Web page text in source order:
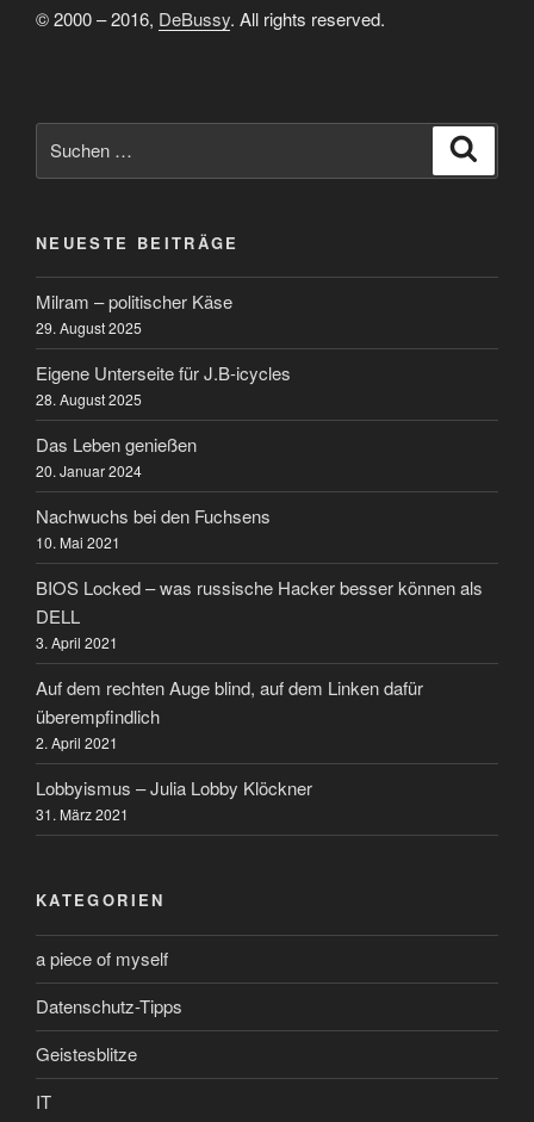
© 2000 – 2016, DeBussy. All rights reserved.
nach:
NEUESTE BEITRÄGE
Milram – politischer Käse
29. August 2025
Eigene Unterseite für J.B-icycles
28. August 2025
Das Leben genießen
20. Januar 2024
Nachwuchs bei den Fuchsens
10. Mai 2021
BIOS Locked – was russische Hacker besser können als
DELL
3. April 2021
Auf dem rechten Auge blind, auf dem Linken dafür
überempfindlich
2. April 2021
Lobbyismus – Julia Lobby Klöckner
31. März 2021
KATEGORIEN
a piece of myself
Datenschutz-Tipps
Geistesblitze
IT